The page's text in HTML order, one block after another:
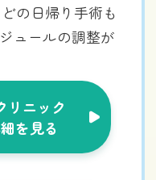
の日帰り手術も
ュールの調整が
リニック
を見る